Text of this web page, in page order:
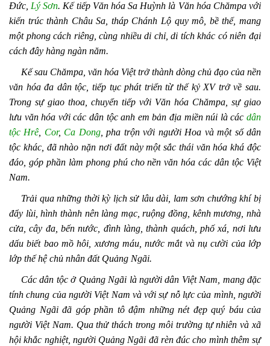
Đức, Lý Sơn. Kế tiếp Văn hóa Sa Huỳnh là Văn hóa Chămpa với
kiến trúc thành Châu Sa, tháp Chánh Lộ quy mô, bề thế, mang
một phong cách riêng, cùng nhiều di chỉ, di tích khác có niên đại
cách đây hàng ngàn năm.
Kế sau Chămpa, văn hóa Việt trở thành dòng chủ đạo của nền
văn hóa đa dân tộc, tiếp tục phát triển từ thế kỷ XV trở về sau.
Trong sự giao thoa, chuyển tiếp với Văn hóa Chămpa, sự giao
lưu văn hóa với các dân tộc anh em bản địa miền núi là các dân
tộc Hrê
Cor, Ca Dong, pha trộn với người Hoa và một số dân
tộc khác, đã nhào nặn nơi đất này một sắc thái văn hóa khá độc
đáo, góp phần làm phong phú cho nền văn hóa các dân tộc Việt
Nam.
Trải qua những thời kỳ lịch sử lâu dài, lam sơn chướng khí bị
đẩy lùi, hình thành nên làng mạc, ruộng đồng, kênh mương, nhà
cửa, cây đa, bến nước, đình làng, thành quách, phố xá, nơi lưu
dấu biết bao mồ hôi, xương máu, nước mắt và nụ cười của lớp
lớp thế hệ chủ nhân đất Quảng Ngãi.
Các dân tộc ở Quảng Ngãi là người dân Việt Nam, mang đặc
tính chung của người Việt Nam và với sự nỗ lực của mình, người
Quảng Ngãi đã góp phần tô đậm những nét đẹp quý báu của
người Việt Nam. Qua thử thách trong môi trường tự nhiên và xã
hội khắc nghiệt, người Quảng Ngãi đã rèn đúc cho mình thêm sự